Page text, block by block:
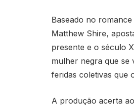
Baseado no
Matthew Shire,
presente e o século
mulher negra que se
feridas coletivas que
A produção acerta